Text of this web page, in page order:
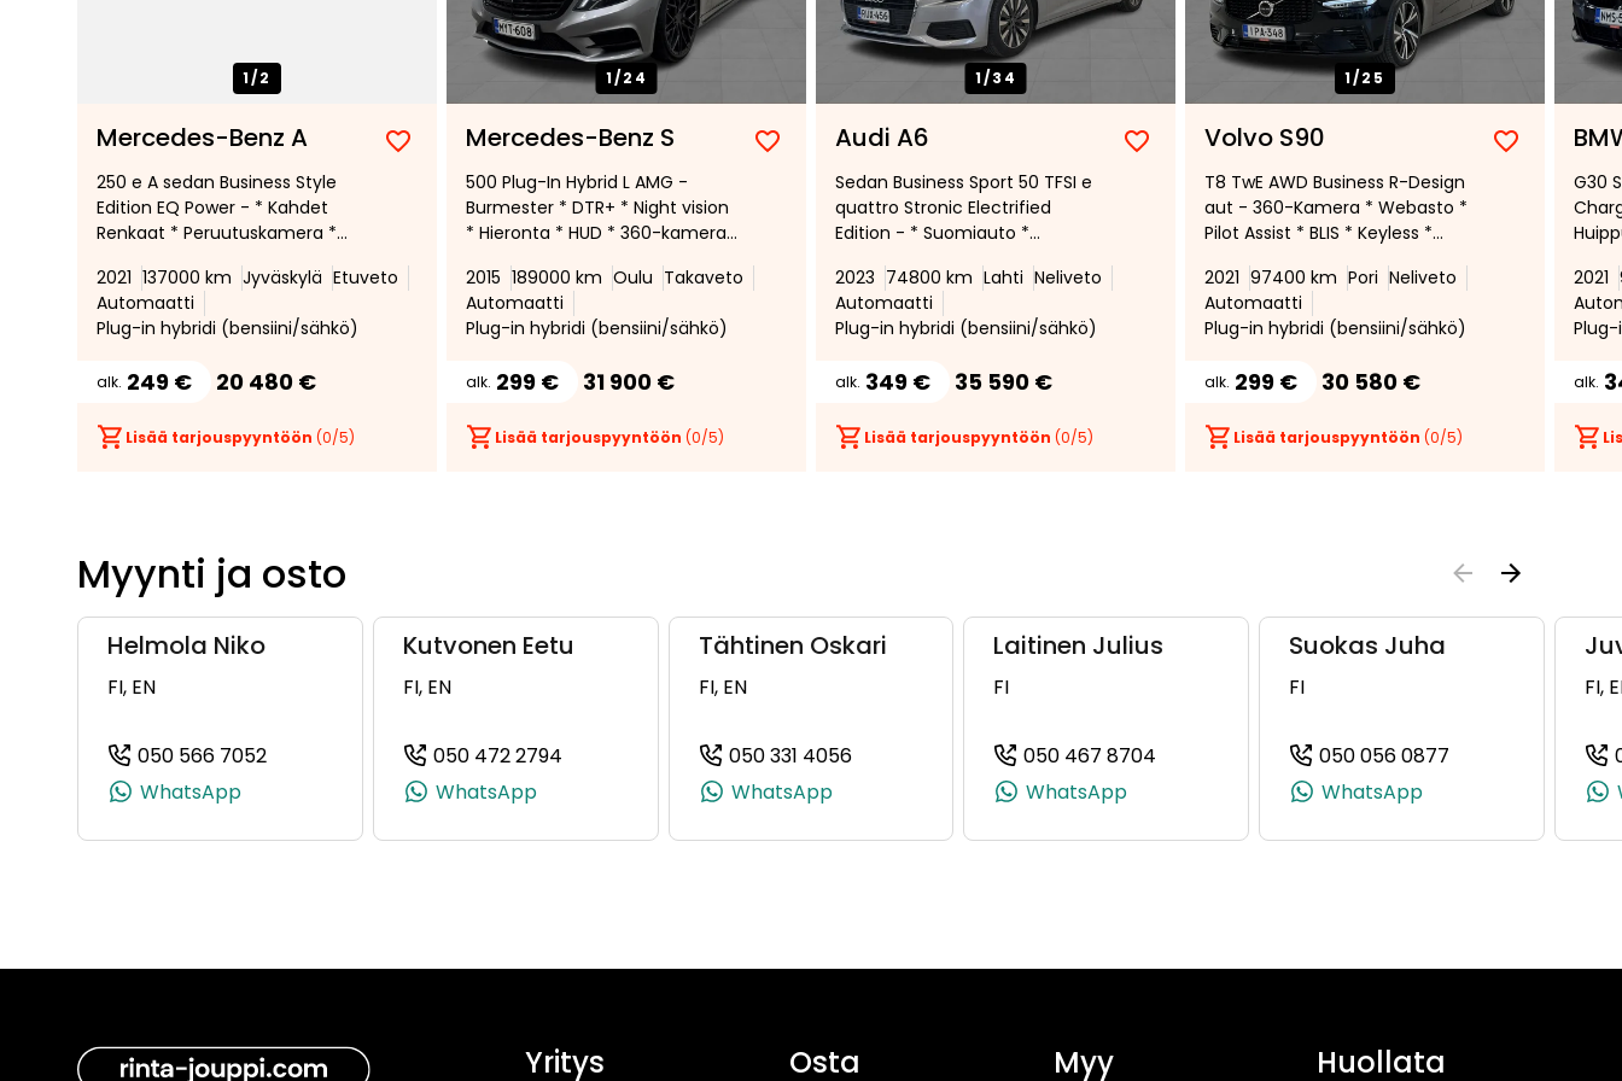
1/2
Mercedes-Benz A
Lisää
suosikiksi
Poista
suosikeista
250 e A sedan Business Style
Edition EQ Power - * Kahdet
Renkaat * Peruutuskamera *
Mukavuusalusta * Park Assist *
2021 137000 km Jyväskylä Etuveto
Automaatti
Plug-in hybridi (bensiini/sähkö)
alk. 249 € 20 480 €
Lisää tarjouspyyntöön (0/5)
1/24
Mercedes-Benz S
Lisää
suosikiksi
Poista
suosikeista
500 Plug-In Hybrid L AMG -
Burmester * DTR+ * Night vision
* Hieronta * HUD * 360-kamera
nahkapenkit
2015 189000 km Oulu Takaveto
Automaatti
Plug-in hybridi (bensiini/sähkö)
alk. 299 € 31 900 €
Lisää tarjouspyyntöön (0/5)
1/34
Audi A6
Lisää
suosikiksi
Poista
suosikeista
Sedan Business Sport 50 TFSI e
quattro Stronic Electrified
Edition - * Suomiauto *
Digimittaristo *
Navigointijärjestelmä *
Peruutuskamera * LED-ajovalot
2023 74800 km Lahti Neliveto
Automaatti
Plug-in hybridi (bensiini/sähkö)
alk. 349 € 35 590 €
Lisää tarjouspyyntöön (0/5)
1/25
Volvo S90
Lisää
suosikiksi
Poista
T8 TwE AWD Business R-Design
aut - 360-Kamera * Webasto *
Pilot Assist * BLIS * Keyless *
vakionopeudensäädin *
Jakohihna 01 / 2026 *
2021 97400 km Pori Neliveto
Automaatti
Plug-in hybridi (bensiini/sähkö)
alk. 299 € 30 580 €
Lisää tarjouspyyntöön (0/5)
G30
2021
alk.
Myynti ja osto
Helmola Niko
FI, EN
050 566 7052
(+358505667052, 0505667052, +358 50 566 7052)
WhatsApp
Kutvonen Eetu
FI, EN
050 472 2794
(+358504722794, 0504722794, +358 50 472 2794)
WhatsApp
Tähtinen Oskari
FI, EN
050 331 4056
(+358503314056, 0503314056, +358 50 331 4056)
WhatsApp
Laitinen Julius
FI
050 467 8704
(+358504678704, 0504678704, +358 50 467
WhatsApp
Suokas Juha
FI
050 056 0877
WhatsApp
FI,
Yritys Osta Myy Huollata